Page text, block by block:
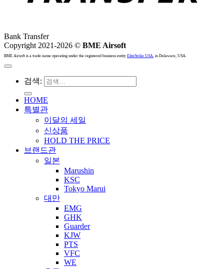
Bank Transfer
Copyright 2021-2026 © BME Airsoft
BME Airsoft is a trade name operating under the registered business entity EliteStrike USA, in Delaware, USA.
검색:
HOME
특별관
이달의 세일
신상품
HOLD THE PRICE
브랜드관
일본
Marushin
KSC
Tokyo Marui
대만
EMG
GHK
Guarder
KJW
PTS
VFC
WE